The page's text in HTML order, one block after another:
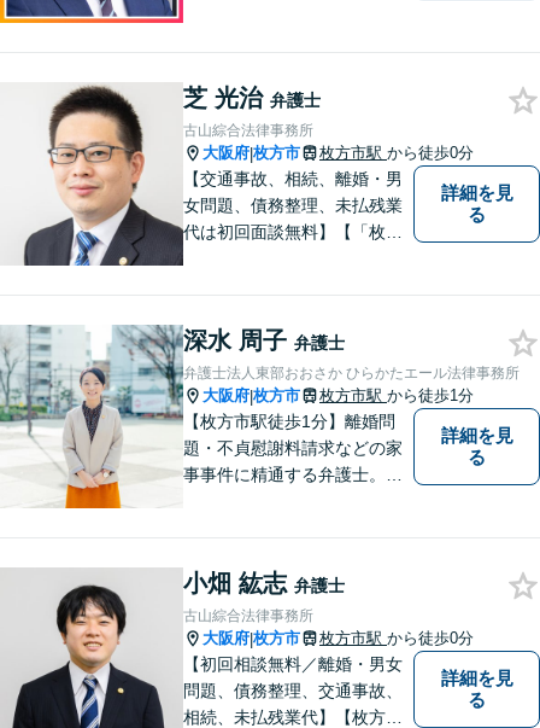
夫婦カウンセラーの資格保有
【相続問題】セミナー講師や
書籍執筆の経験あり【枚方市
駅5分】
芝 光治 弁護士
古山綜合法律事務所
大阪府|枚方市 枚方市駅 から徒歩0分
【交通事故、相続、離婚・男
女問題、債務整理、未払残業
代は初回面談無料】【「枚方
ヒアリングし、あらゆる観点
から解決策をご提案してまい
ります。
詳細を見
る
深水 周子 弁護士
弁護士法人東部おおさか ひらかたエール法律事務所
大阪府|枚方市 枚方市駅 から徒歩1分
【枚方市駅徒歩1分】離婚問
題・不貞慰謝料請求などの家
事事件に精通する弁護士。依
致します。どんなお悩みで
も、ご相談ください。【キッ
ズスペースあり】
詳細を見
る
小畑 紘志 弁護士
古山綜合法律事務所
大阪府|枚方市 枚方市駅 から徒歩0分
【初回相談無料／離婚・男女
問題、債務整理、交通事故、
相続、未払残業代】【枚方市
詳細を見
る